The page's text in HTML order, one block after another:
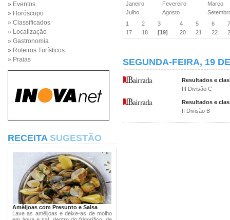
» Eventos
» Horóscopo
» Classificados
» Localização
» Gastronomia
» Roteiros Turísticos
» Praias
RECEITA SUGESTÃO
Amêijoas com Presunto e Salsa
Lave as amêijoas e deixe-as de molho
Janeiro
Fevereiro
Março
Julho
Agosto
1
2 3 4 5 6
17
18 [19] 20 21 22
SEGUNDA-FEIRA, 19
Resultados e
III Divisão C
Resultados e
II Divisão B